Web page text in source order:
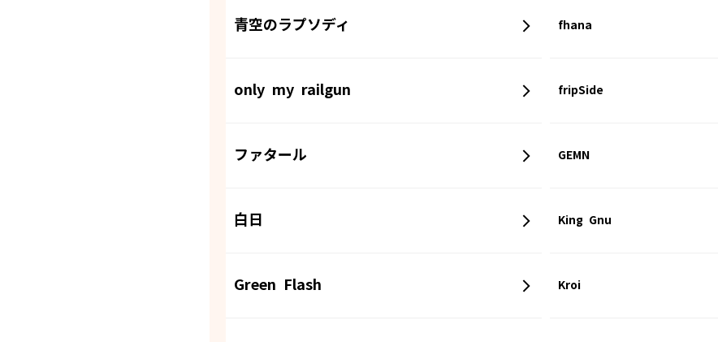
青空のラプソディ fhana
only my railgun fripSide
ファタール GEMN
白日 King Gnu
Green Flash Kroi